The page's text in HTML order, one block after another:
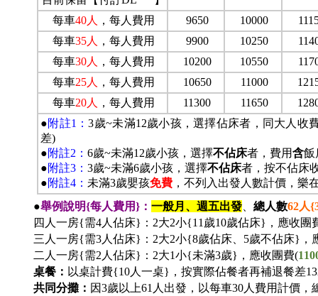
每車40人 ，每人費用 9650 10000
每車35人 ，每人費用 9900 10250
每車30人 ，每人費用 10200 10550
每車25人 ，每人費用 10650 11000
每車20人 ，每人費用 11300 11650
●附註1：3歲~未滿12歲小孩，選擇佔床者，同大人收
差)
●附註2： 6歲~未滿12歲小孩，選擇不佔床者，費用含飯
●附註3： 3歲~未滿6歲小孩，選擇不佔床者，按不佔床
●附註4： 未滿3歲嬰孩免費 ，不列入出發人數計價，樂
●舉例說明{每人費用}： 一般月、週五出發 總人數62人
四人一房{需4人佔床}：2大2小{11歲10歲佔床}，應收團
三人一房{需3人佔床}：2大2小{8歲佔床、5歲不佔床}，
二人一房{需2人佔床}：2大1小{未滿3歲}，應收團費(
桌餐： 以桌計費{10人一桌}，按實際佔餐者再補退餐差
共同分攤： 因3歲以上61人出發，以每車30人費用計價，